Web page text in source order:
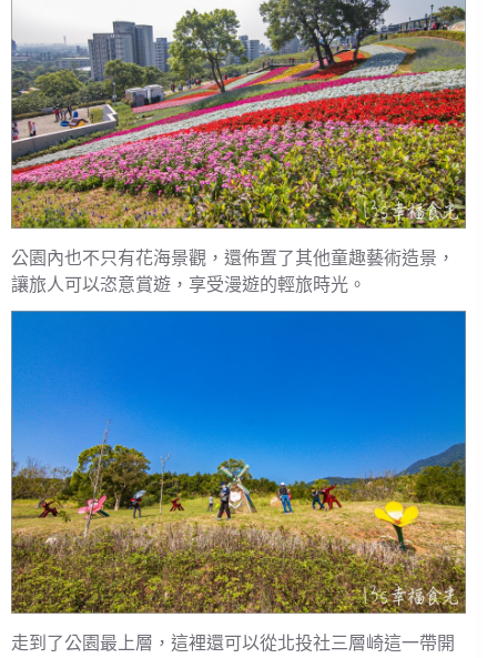
公園內也不只有花海景觀，還佈置了其他童趣藝術造景，
讓旅人可以恣意賞遊，享受漫遊的輕旅時光。
走到了公園最上層，這裡還可以從北投社三層崎這一帶開